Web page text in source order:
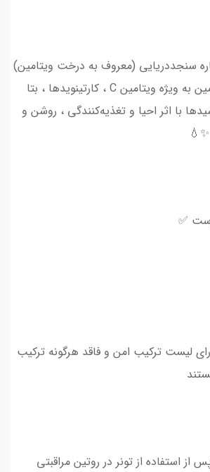
عصاره سنجددریایی (معروف به درخت ویتامین)
، سرشار از انواع ویتامین به ویژه ویتامین C ، کارتینویدها ، بتا
با اثر احیا و تغذیه‌کنندگی‌ ، روشن‌ و
✅
لیست ترکیب امن و فاقد هرگونه ترکیب
از استفاده از تونر در روتین مراقبتی